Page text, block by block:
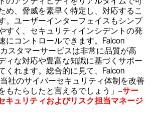
め、脅威を素早く特定し、対応するこ
。ユーザーインターフェイスもシンプ
すく、セキュリティインシデントの発
にコントロールできます。Falcon
スタマーサービスは非常に品質が高
ィな対応や豊富な知識に基づくサポー
くれます。総合的に見て、Falcon
社のサイバーセキュリティ体制を改善
もたらしたと言えるでしょう」–サー
キュリティおよびリスク担当マネージ